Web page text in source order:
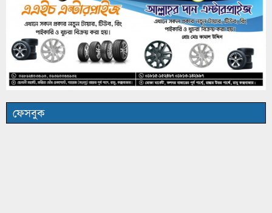
ফেসবুক